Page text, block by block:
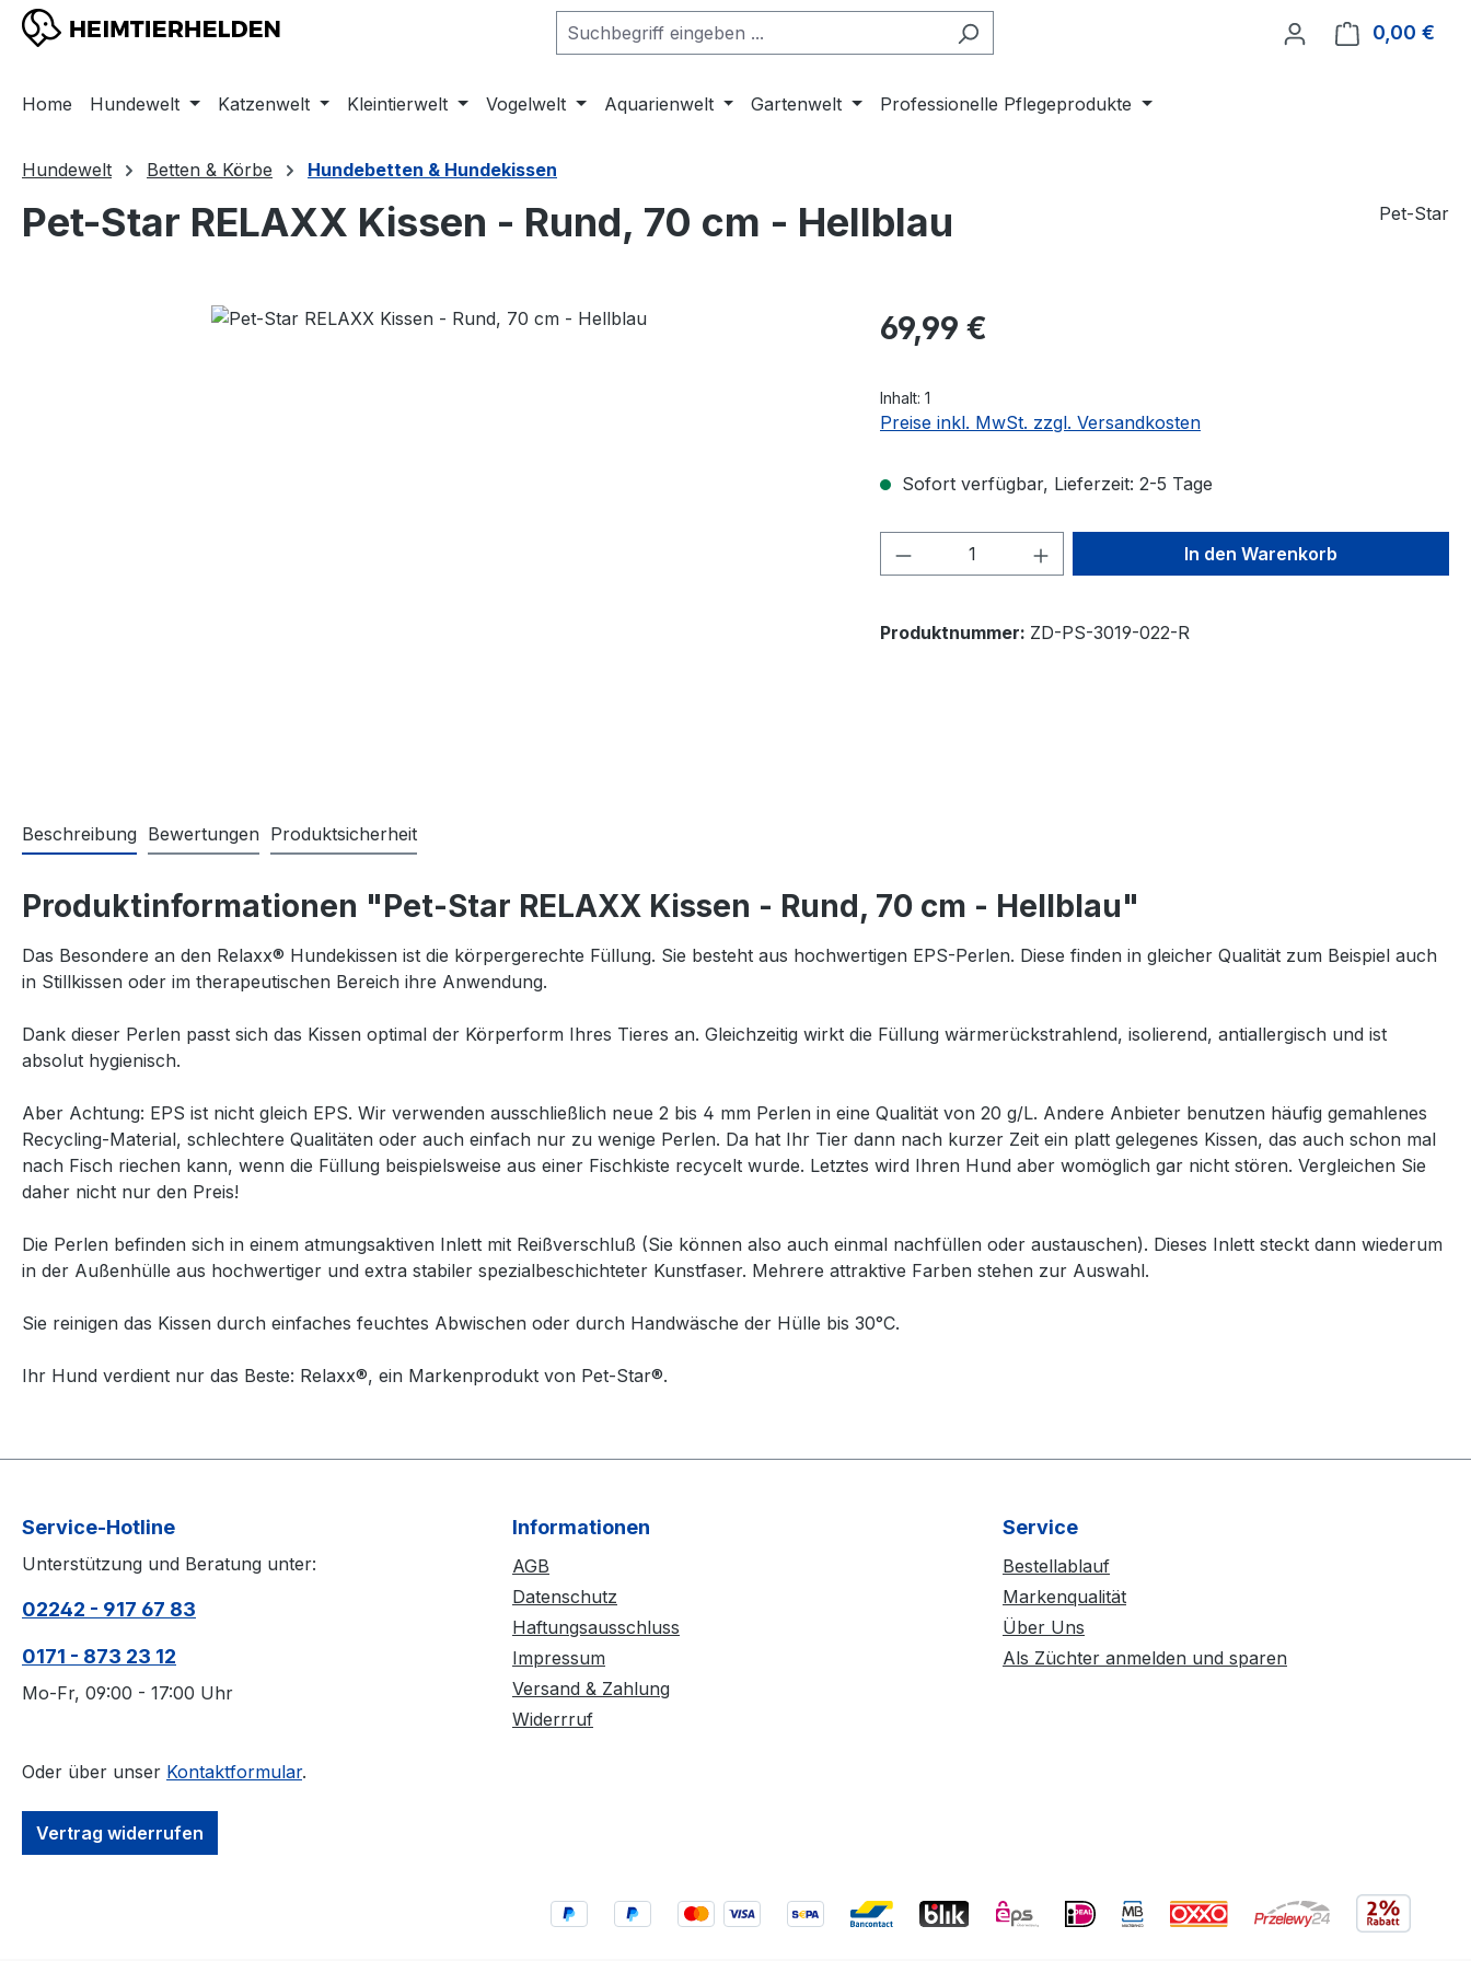
Hauptinhalt springen
Zur Suche springen
Zur Hauptnavigation springen 0,00 €
Home Hundewelt Katzenwelt Kleintierwelt Vogelwelt Aquarienwelt Gartenwelt Professionelle Pflegeprodukte
Hundewelt Betten & Körbe Hundebetten & Hundekissen
Pet-Star RELAXX Kissen - Rund, 70 cm - Hellblau Pet-Star
Bildergalerie überspringen Regulärer Preis:
69,99 €
Inhalt: 1
Preise inkl. MwSt. zzgl. Versandkosten
Sofort verfügbar, Lieferzeit: 2-5 Tage
Produkt Anzahl: Gib den gewünschten Wert
In den Warenkorb
Produktnummer: ZD-PS-3019-022-R
Beschreibung Bewertungen Produktsicherheit
Produktinformationen "Pet-Star RELAXX Kissen - Rund, 70 cm - Hellblau"
Das Besondere an den Relaxx® Hundekissen ist die körpergerechte Füllung. Sie besteht aus hochwertigen EPS-Perlen. Diese finden in gleicher Qualität zum Beispiel auch
in Stillkissen oder im therapeutischen Bereich ihre Anwendung.
Dank dieser Perlen passt sich das Kissen optimal der Körperform Ihres Tieres an. Gleichzeitig wirkt die Füllung wärmerückstrahlend, isolierend, antiallergisch und ist
absolut hygienisch.
Aber Achtung: EPS ist nicht gleich EPS. Wir verwenden ausschließlich neue 2 bis 4 mm Perlen in eine Qualität von 20 g/L. Andere Anbieter benutzen häufig gemahlenes
Recycling-Material, schlechtere Qualitäten oder auch einfach nur zu wenige Perlen. Da hat Ihr Tier dann nach kurzer Zeit ein platt gelegenes Kissen, das auch schon mal
nach Fisch riechen kann, wenn die Füllung beispielsweise aus einer Fischkiste recycelt wurde. Letztes wird Ihren Hund aber womöglich gar nicht stören. Vergleichen Sie
daher nicht nur den Preis!
Die Perlen befinden sich in einem atmungsaktiven Inlett mit Reißverschluß (Sie können also auch einmal nachfüllen oder austauschen). Dieses Inlett steckt dann wiederum
in der Außenhülle aus hochwertiger und extra stabiler spezialbeschichteter Kunstfaser. Mehrere attraktive Farben stehen zur Auswahl.
Sie reinigen das Kissen durch einfaches feuchtes Abwischen oder durch Handwäsche der Hülle bis 30°C.
Ihr Hund verdient nur das Beste: Relaxx®, ein Markenprodukt von Pet-Star®.
Service-Hotline
Unterstützung und Beratung unter:
02242 - 917 67 83
0171 - 873 23 12
Mo-Fr, 09:00 - 17:00 Uhr
Oder über unser Kontaktformular.
Vertrag widerrufen
Informationen
AGB
Datenschutz
Haftungsausschluss
Impressum
Versand & Zahlung
Widerrruf
Service
Bestellablauf
Markenqualität
Über Uns
Als Züchter anmelden und sparen